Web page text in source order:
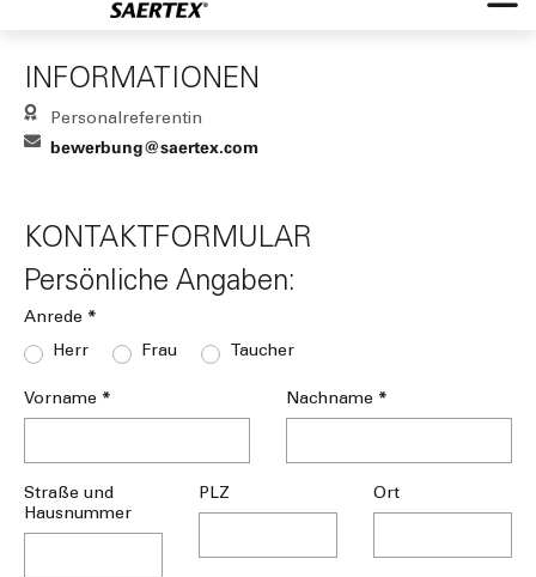
INFORMATIONEN
Personalreferentin
bewerbung@saertex.com
KONTAKTFORMULAR
Persönliche Angaben:
Anrede *
Herr Frau Taucher
Vorname * Nachname *
Straße und
Hausnummer
PLZ Ort